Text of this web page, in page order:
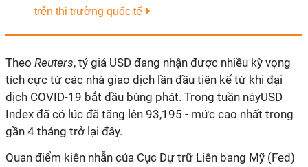
trên thi trường quốc tế
Theo Reuters, tỷ giá USD đang nhận được nhiều kỳ vọng
tích cực từ các nhà giao dịch lần đầu tiên kể từ khi đại
dịch COVID-19 bắt đầu bùng phát. Trong tuần nàyUSD
Index đã có lúc đã tăng lên 93,195 - mức cao nhất trong
gần 4 tháng trở lại đây.
Quan điểm kiên nhẫn của Cục Dự trữ Liên bang Mỹ (Fed)